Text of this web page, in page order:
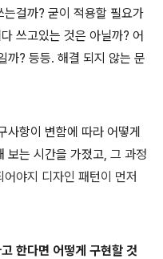
걸까? 굳이 적용할 필요가
쓰고있는 것은 아닐까? 어
까? 등등. 해결 되지 않는 문
사항이 변함에 따라 어떻게
보는 시간을 가졌고, 그 과정
야지 디자인 패턴이 먼저
한다면 어떻게 구현할 것